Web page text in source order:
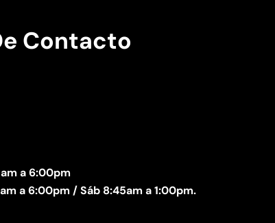
Contacto
a 6:00pm
a 6:00pm / Sáb 8:45am a 1:00pm.